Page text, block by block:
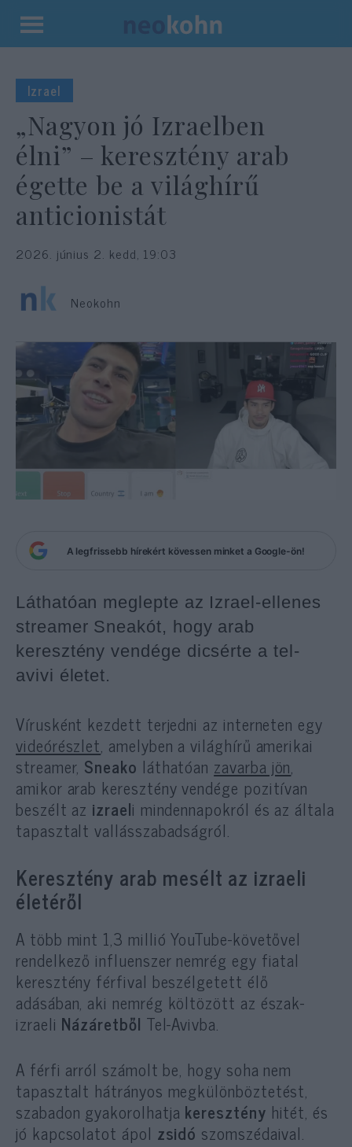
Kilépés
tartalomba
Izrael
„Nagyon jó Izraelben
élni” – keresztény arab
égette be a világhírű
anticionistát
2026. június 2. kedd, 19:03
Neokohn
A legfrissebb hírekért kövessen minket a Google-ön!
Láthatóan meglepte az Izrael-ellenes
streamer Sneakót, hogy arab
keresztény vendége dicsérte a tel-
avivi életet.
Vírusként kezdett terjedni az interneten egy
videórészlet, amelyben a világhírű amerikai
streamer, Sneako láthatóan zavarba jön,
amikor arab keresztény vendége pozitívan
beszélt az izraeli mindennapokról és az általa
tapasztalt vallásszabadságról.
Keresztény arab mesélt az izraeli
életéről
A több mint 1,3 millió YouTube-követővel
rendelkező influenszer nemrég egy fiatal
keresztény férfival beszélgetett élő
adásában, aki nemrég költözött az észak-
izraeli Názáretből Tel-Avivba.
A férfi arról számolt be, hogy soha nem
tapasztalt hátrányos megkülönböztetést,
szabadon gyakorolhatja keresztény hitét, és
jó kapcsolatot ápol zsidó szomszédaival.